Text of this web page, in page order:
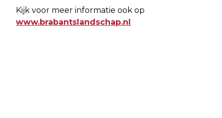
Kijk voor meer informatie ook op
www.brabantslandschap.nl